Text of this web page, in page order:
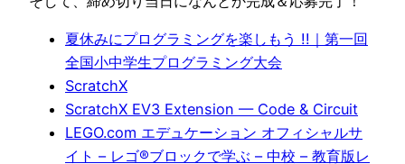
夏休みにプログラミングを楽しもう !!｜第一回
全国小中学生プログラミング大会
ScratchX
ScratchX EV3 Extension — Code & Circuit
LEGO.com エデュケーション オフィシャルサ
イト – レゴ®ブロックで学ぶ – 中校 – 教育版レ